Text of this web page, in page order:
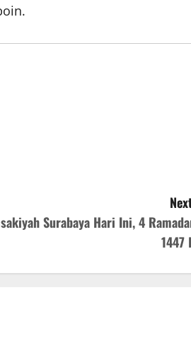
Surabaya Hari Ini, 4
1447